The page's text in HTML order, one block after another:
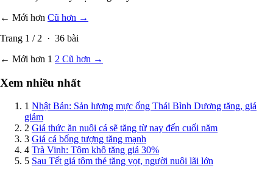
← Mới hơn Cũ hơn →
Trang 1 / 2 · 36 bài
← Mới hơn 1 2 Cũ hơn →
Xem nhiều nhất
1 Nhật Bản: Sản lượng mực ống Thái Bình Dương tăng, giá
giảm
2 Giá thức ăn nuôi cá sẽ tăng từ nay đến cuối năm
3 Giá cá bống tượng tăng mạnh
4 Trà Vinh: Tôm khô tăng giá 30%
5 Sau Tết giá tôm thẻ tăng vọt, người nuôi lãi lớn